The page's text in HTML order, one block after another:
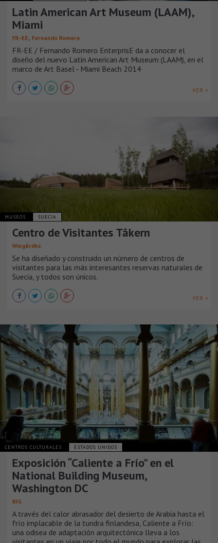
Latin American Art Museum (LAAM),
Miami
FR-EE, Fernando Romero
FR-EE / Fernando Romero EnterprisE da a conocer el
diseño del nuevo Latin American Art Museum (LAAM), en el
marco de Art Basel - Miami Beach 2014
VER +
MUSEOS SUECIA
Centro de Visitantes Tåkern
Wingårdhs
Se ha diseñado y construido un número de centros de
visitantes para las más interesantes reservas naturales de
Suecia, y todos son únicos.
VER +
CENTROS CULTURALES ESTADOS UNIDOS
Exposición “Caliente a Frío” en el
National Building Museum,
Washington DC
BIG
A través del calor abrasador del desierto de Arabia hasta el
frío implacable de la tundra finlandesa, Caliente a Frío:
una odisea de adaptación arquitectónica lleva a los